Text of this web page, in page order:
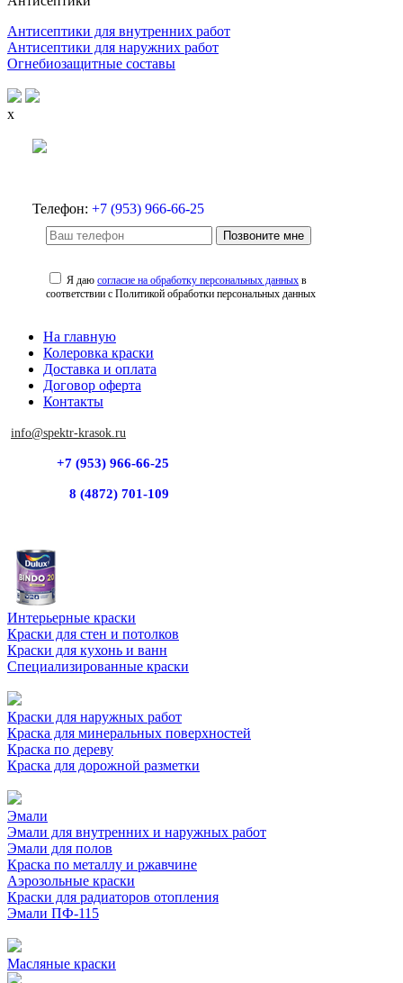
Антисептики для внутренних работ
Антисептики для наружних работ
Огнебиозащитные составы
x
Телефон: +7 (953) 966-66-25
Позвоните мне
Я даюсогласие на обработку персональных данных в
соответствии с Политикой обработки персональных данных
На главную
Колеровка краски
Доставка и оплата
Договор оферта
Контакты
info@spektr-krasok.ru
+7 (953) 966-66-25
8 (4872) 701-109
Интерьерные краски
Краски для стен и потолков
Краски для кухонь и ванн
Специализированные краски
Краски для наружных работ
Краска для минеральных поверхностей
Краска по дереву
Краска для дорожной разметки
Эмали
Эмали для внутренних и наружных работ
Эмали для полов
Краска по металлу и ржавчине
Аэрозольные краски
Краски для радиаторов отопления
Эмали ПФ-115
Масляные краски